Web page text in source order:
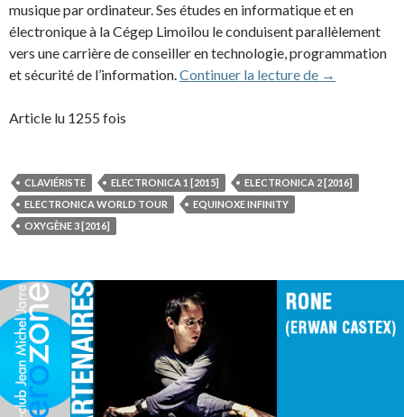
musique par ordinateur. Ses études en informatique et en
électronique à la Cégep Limoilou le conduisent parallèlement
vers une carrière de conseiller en technologie, programmation
et sécurité de l’information.Continuer la lecture de Stéphane
→
Article lu 1255 fois
CLAVIÉRISTE ELECTRONICA 1 [2015]
ELECTRONICA 2 [2016]
ELECTRONICA WORLD TOUR
EQUINOXE INFINITY
OXYGÈNE 3 [2016]